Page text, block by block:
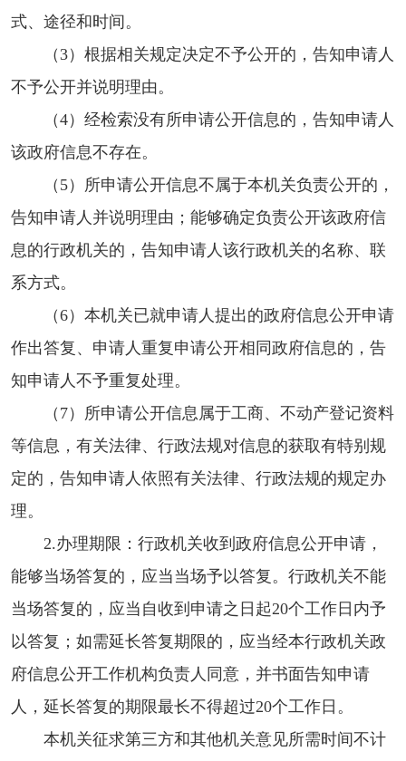
式、途径和时间。
（3）根据相关规定决定不予公开的，告知申请人
不予公开并说明理由。
（4）经检索没有所申请公开信息的，告知申请人
该政府信息不存在。
（5）所申请公开信息不属于本机关负责公开的，
告知申请人并说明理由；能够确定负责公开该政府信
息的行政机关的，告知申请人该行政机关的名称、联
系方式。
（6）本机关已就申请人提出的政府信息公开申请
作出答复、申请人重复申请公开相同政府信息的，告
知申请人不予重复处理。
（7）所申请公开信息属于工商、不动产登记资料
等信息，有关法律、行政法规对信息的获取有特别规
定的，告知申请人依照有关法律、行政法规的规定办
理。
2.办理期限：行政机关收到政府信息公开申请，
能够当场答复的，应当当场予以答复。行政机关不能
当场答复的，应当自收到申请之日起20个工作日内予
以答复；如需延长答复期限的，应当经本行政机关政
府信息公开工作机构负责人同意，并书面告知申请
人，延长答复的期限最长不得超过20个工作日。
本机关征求第三方和其他机关意见所需时间不计